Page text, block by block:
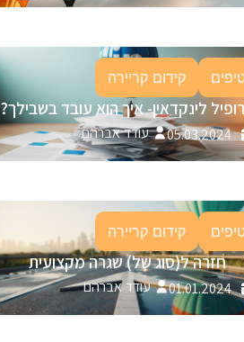
קידום קריירה
לינקדאין- איך הוא עובד בשבילך?
05.03.2024 עודד אברהם
קידום קריירה
חזרה ל(סוג של) שגרה מקצועית
01.01.2024 עודד אברהם